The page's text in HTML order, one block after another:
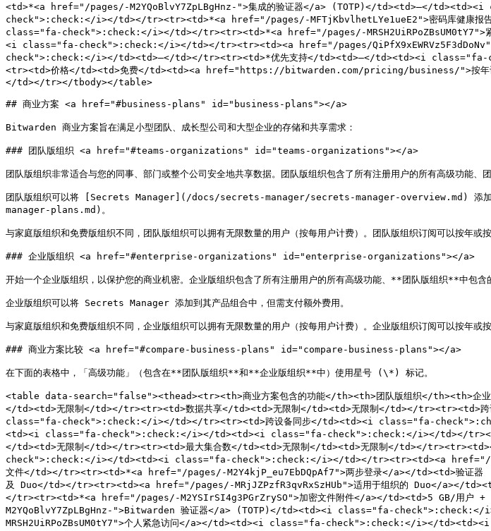
<td>*<a href="/pages/-M2YQoBlvY7ZpLBgHnz-">集成的验证器</a> (TOTP)</td><td>—</
check">:check:</i></td></tr><tr><td>*<a href="/pages/-MFTjKbvlhetLYe1ueE2">密码库健
class="fa-check">:check:</i></td></tr><tr><td>*<a href="/pages/-
<i class="fa-check">:check:</i></td></tr><tr><td><a href="/pages/
check">:check:</i></td><td>—</td></tr><tr><td>*优先支持</td><td>—</td><td><i
<tr><td>价格</td><td>免费</td><td><a href="https://bitwarden.com/pricing/business/">按
</td></tr></tbody></table>
## 商业方案 <a href="#business-plans" id="business-plans"></a>
Bitwarden 商业方案旨在满足小型团队、成长型公司和大型企业的存储和共享需求：
### 团队版组织 <a href="#teams-organizations" id="teams-organizations"></a>
团队版组织非常适合与您的同事、部门或整个公司安全地共享数据。团队版组织包含了所有注册用户的所有高级功能
团队版组织可以将 [Secrets Manager](/docs/secrets-manager/secrets-manager-overview.md)
manager-plans.md)。
与家庭版组织和免费版组织不同，团队版组织可以拥有无限数量的用户（按每用户计费）。团队版组织订阅可以按年或按
### 企业版组织 <a href="#enterprise-organizations" id="enterprise-organizations"></a>
开始一个企业版组织，以保护您的商业机密。企业版组织包含了所有注册用户的所有高级功能、**团队版组织**中包
企业版组织可以将 Secrets Manager 添加到其产品组合中，但需支付额外费用。
与家庭版组织和免费版组织不同，企业版组织可以拥有无限数量的用户（按每用户计费）。企业版组织订阅可以按年或按
### 商业方案比较 <a href="#compare-business-plans" id="compare-business-plans"></a>
在下面的表格中，「高级功能」（包含在**团队版组织**和**企业版组织**中）使用星号 (\*) 标记。
<table data-search="false"><thead><tr><th>商业方案包含的功能</th><th>团队版组织</th><th>企
</td><td>无限制</td></tr><tr><td>数据共享</td><td>无限制</td><td>无限制</td></
class="fa-check">:check:</i></td></tr><tr><td>跨设备同步</td><td><i class="fa-
<td><i class="fa-check">:check:</i></td><td><i class="fa-check">:check:</i></td></
</td><td>无限制</td></tr><tr><td>最大集合数</td><td>无限制</td><td>无限制</td></
check">:check:</i></td><td><i class="fa-check">:check:</i></td></tr><tr><td><a href="/
文件</td></tr><tr><td>*<a href="/pages/-M2Y4kjP_eu7EbDQpAf7">两步登录</a></td><td>验证器
及 Duo</td></tr><tr><td><a href="/pages/-MRjJZPzfR3qvRxSzHUb">适用于组织的 Duo</
</tr><tr><td>*<a href="/pages/-M2YSIrSI4g3PGrZrySO">加密文件附件</a></td><td>5 GB/用
M2YQoBlvY7ZpLBgHnz-">Bitwarden 验证器</a> (TOTP)</td><td><i class="fa-
MRSH2UiRPoZBsUM0tY7">个人紧急访问</a></td><td><i class="fa-check">:check:</i></